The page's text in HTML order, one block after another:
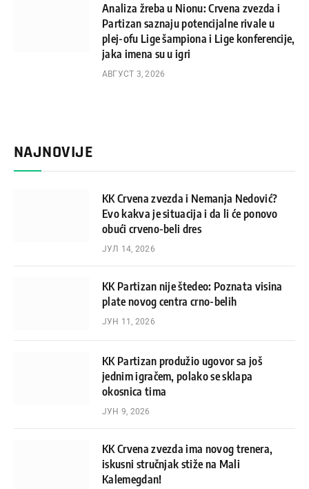
Analiza žreba u Nionu: Crvena zvezda i
Partizan saznaju potencijalne rivale u
plej-ofu Lige šampiona i Lige konferencije,
jaka imena su u igri
АВГУСТ 3, 2026
NAJNOVIJE
KK Crvena zvezda i Nemanja Nedović?
Evo kakva je situacija i da li će ponovo
obući crveno-beli dres
ЈУЛ 14, 2026
KK Partizan nije štedeo: Poznata visina
plate novog centra crno-belih
ЈУН 11, 2026
KK Partizan produžio ugovor sa još
jednim igračem, polako se sklapa
okosnica tima
ЈУН 9, 2026
KK Crvena zvezda ima novog trenera,
iskusni stručnjak stiže na Mali
Kalemegdan!